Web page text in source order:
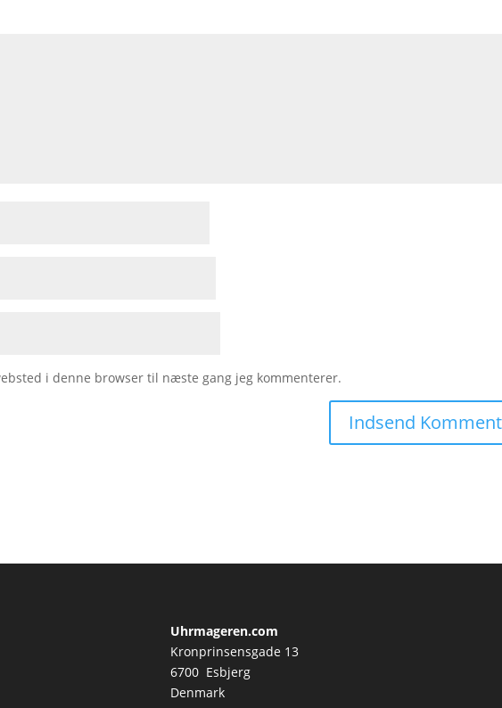
i denne browser til næste gang jeg kommenterer.
Uhrmageren.com
Kronprinsensgade 13
6700 Esbjerg
Denmark